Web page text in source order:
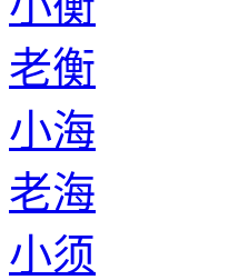
老衡
小海
老海
小须